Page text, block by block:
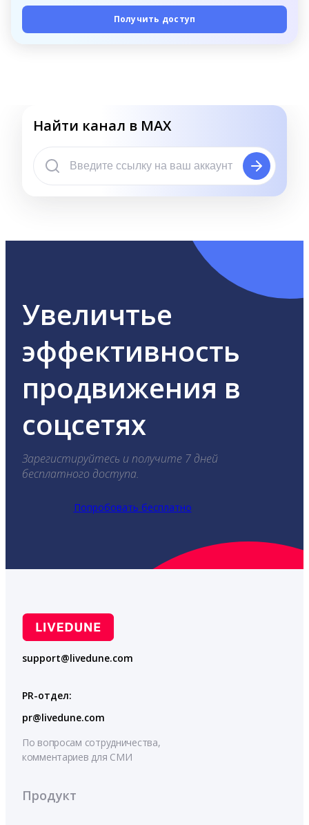
Получить доступ
Найти канал в MAX
Увеличтье
эффективность
продвижения в
соцсетях
Зарегистируйтесь и получите 7 дней
бесплатного доступа.
Попробовать бесплатно
support@livedune.com
PR-отдел:
pr@livedune.com
По вопросам сотрудничества,
комментариев для СМИ
Продукт